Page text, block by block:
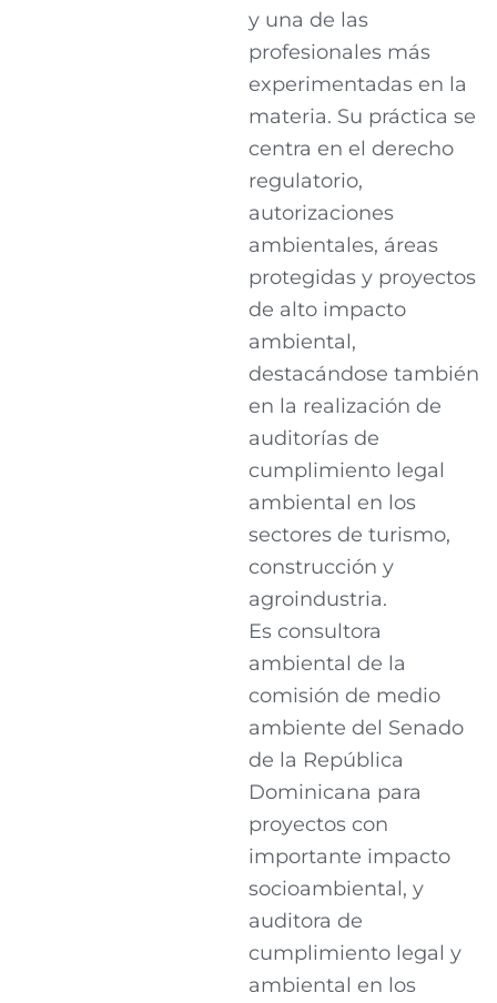
y una de las
profesionales más
experimentadas en la
materia. Su práctica se
centra en el derecho
regulatorio,
autorizaciones
ambientales, áreas
protegidas y proyectos
de alto impacto
ambiental,
destacándose también
en la realización de
auditorías de
cumplimiento legal
ambiental en los
sectores de turismo,
construcción y
agroindustria.
Es consultora
ambiental de la
comisión de medio
ambiente del Senado
de la República
Dominicana para
proyectos con
importante impacto
socioambiental, y
auditora de
cumplimiento legal y
ambiental en los